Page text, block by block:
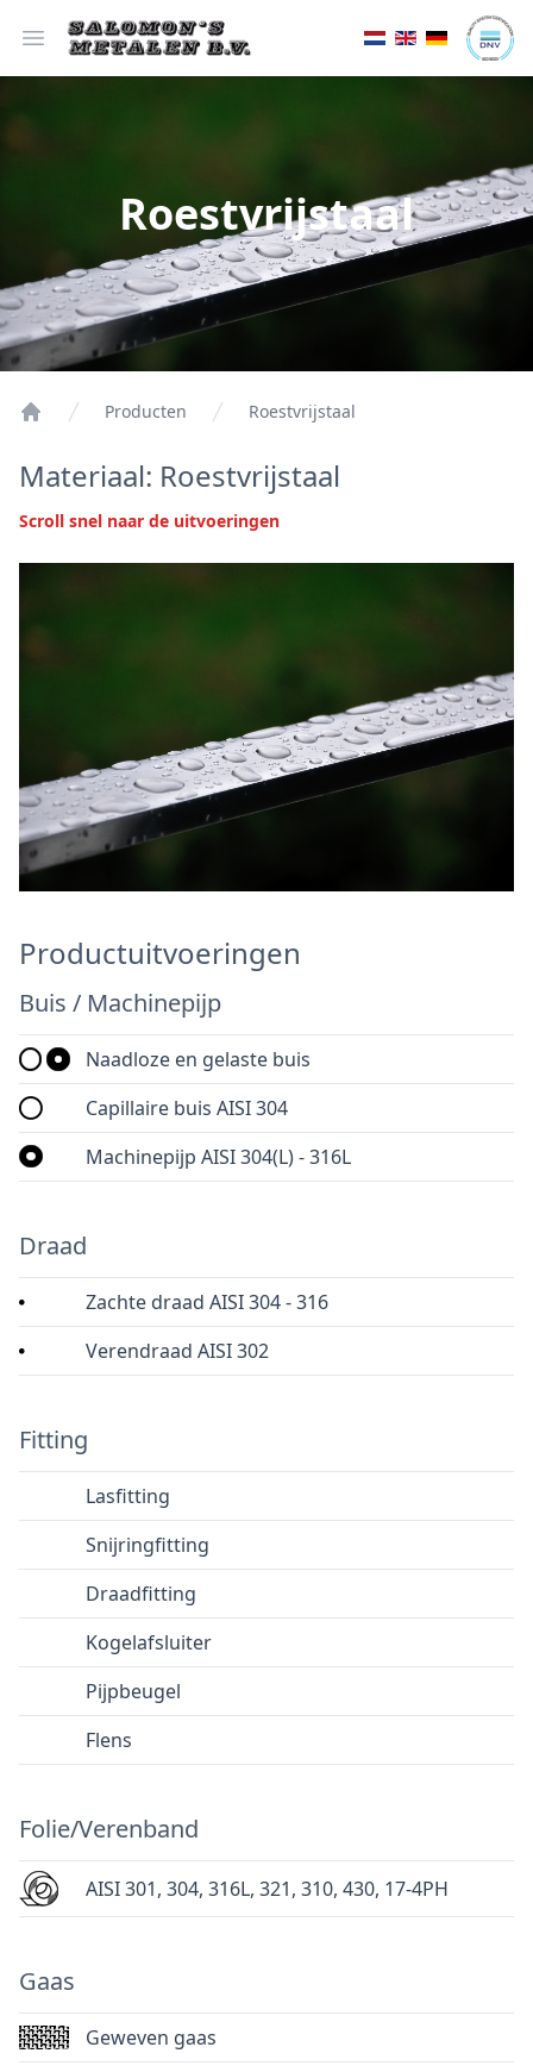
Open menu
Roestvrijstaal
Producten Roestvrijstaal
Materiaal: Roestvrijstaal
Scroll snel naar de uitvoeringen
Productuitvoeringen
Buis / Machinepijp
Naadloze en gelaste buis
Capillaire buis AISI 304
Machinepijp AISI 304(L) - 316L
Draad
Zachte draad AISI 304 - 316
Verendraad AISI 302
Fitting
Lasfitting
Snijringfitting
Draadfitting
Kogelafsluiter
Pijpbeugel
Flens
Folie/Verenband
AISI 301, 304, 316L, 321, 310, 430, 17-4PH
Gaas
Geweven gaas